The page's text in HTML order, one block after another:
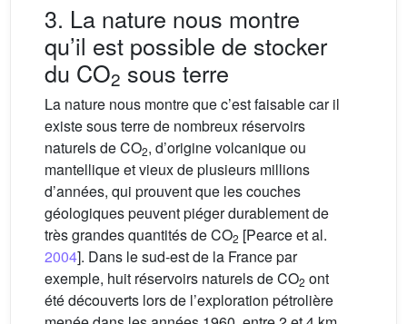
3. La nature nous montre
qu’il est possible de stocker
du CO2 sous terre
La nature nous montre que c’est faisable car il
existe sous terre de nombreux réservoirs
naturels de CO2, d’origine volcanique ou
mantellique et vieux de plusieurs millions
d’années, qui prouvent que les couches
géologiques peuvent piéger durablement de
très grandes quantités de CO2 [Pearce et al.
2004]. Dans le sud-est de la France par
exemple, huit réservoirs naturels de CO2 ont
été découverts lors de l’exploration pétrolière